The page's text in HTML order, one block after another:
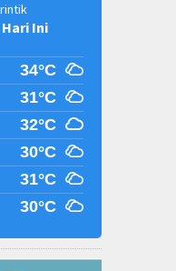
Ini
34°C
31°C
32°C
30°C
31°C
30°C